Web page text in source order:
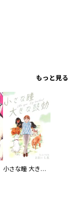
もっと見る
小さな瞳 大きな鼓動